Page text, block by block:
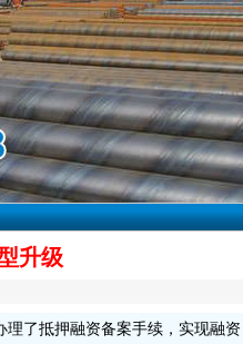
升级
了抵押融资备案手续，实现融资